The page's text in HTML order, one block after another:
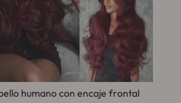
humano con encaje frontal